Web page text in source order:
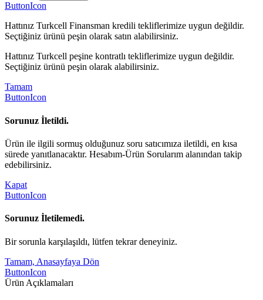
ButtonIcon
Hattınız Turkcell Finansman kredili tekliflerimize uygun değildir.
Seçtiğiniz ürünü peşin olarak satın alabilirsiniz.
Hattınız Turkcell peşine kontratlı tekliflerimize uygun değildir.
Seçtiğiniz ürünü peşin olarak alabilirsiniz.
Tamam
ButtonIcon
Sorunuz İletildi.
Ürün ile ilgili sormuş olduğunuz soru satıcımıza iletildi, en kısa
sürede yanıtlanacaktır. Hesabım-Ürün Sorularım alanından takip
edebilirsiniz.
Kapat
ButtonIcon
Sorunuz İletilemedi.
Bir sorunla karşılaşıldı, lütfen tekrar deneyiniz.
Tamam, Anasayfaya Dön
ButtonIcon
Ürün Açıklamaları